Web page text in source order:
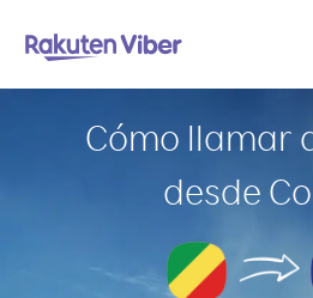
Cómo llamar
desde